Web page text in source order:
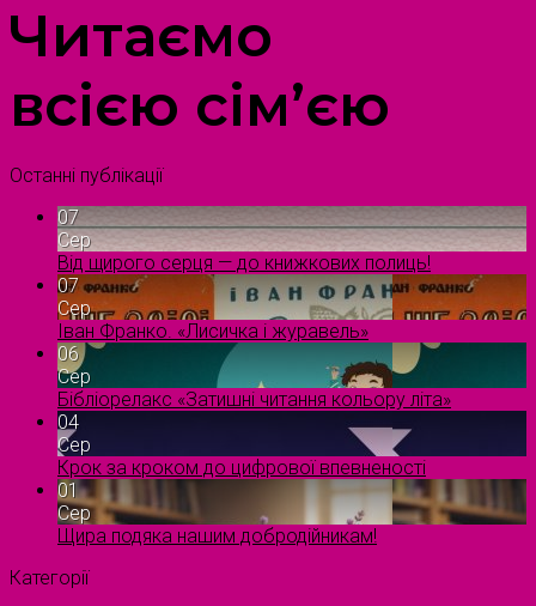
Читаємо
всією сім’єю
Останні публікації
07
Сер
Від щирого серця — до книжкових полиць!
07
Сер
Іван Франко. «Лисичка і журавель»
06
Сер
Бібліорелакс «Затишні читання кольору літа»
04
Сер
Крок за кроком до цифрової впевненості
01
Сер
Щира подяка нашим добродійникам!
Категорії